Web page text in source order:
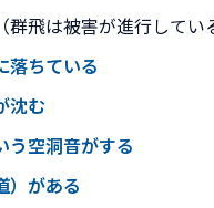
（群飛は被害が進行して
落ちている
沈む
う空洞音がする
）がある